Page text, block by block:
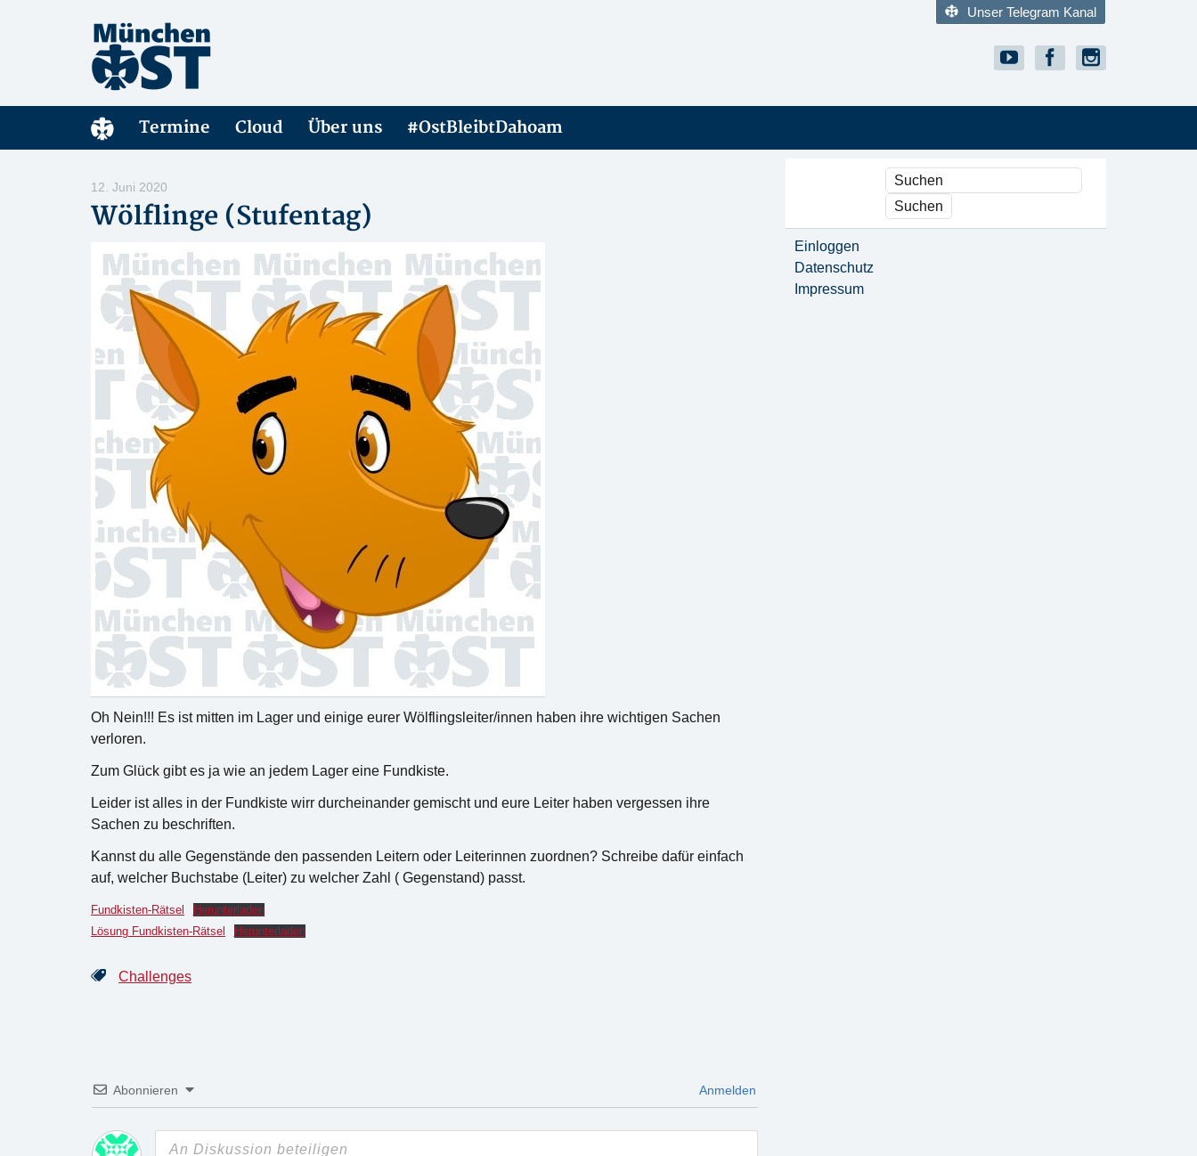
Unser Telegram Kanal
Termine Cloud Über uns #OstBleibtDahoam
12. Juni 2020
Wölflinge (Stufentag)
Oh Nein!!! Es ist mitten im Lager und einige eurer Wölflingsleiter/innen haben ihre wichtigen Sachen
verloren.
Zum Glück gibt es ja wie an jedem Lager eine Fundkiste.
Leider ist alles in der Fundkiste wirr durcheinander gemischt und eure Leiter haben vergessen ihre
Sachen zu beschriften.
Kannst du alle Gegenstände den passenden Leitern oder Leiterinnen zuordnen? Schreibe dafür einfach
auf, welcher Buchstabe (Leiter) zu welcher Zahl ( Gegenstand) passt.
Fundkisten-Rätsel
Herunterladen
Lösung Fundkisten-Rätsel
Herunterladen
Challenges
Abonnieren Anmelden
Einloggen
Datenschutz
Impressum